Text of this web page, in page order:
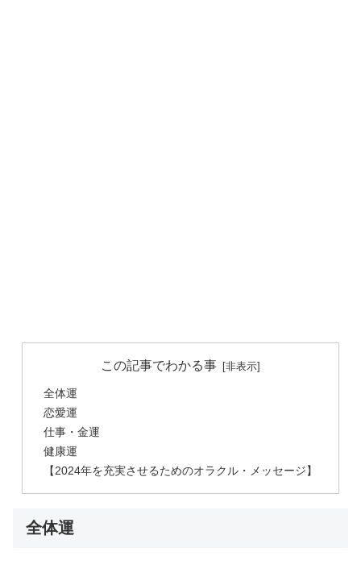
この記事でわかる事
全体運
恋愛運
仕事・金運
健康運
【2024年を充実させるためのオラクル・メッセージ】
全体運